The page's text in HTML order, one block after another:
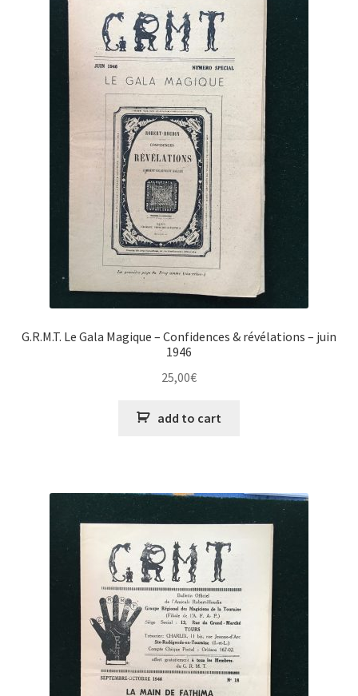
G.R.M.T. Le Gala Magique – Confidences & révélations – juin
1946
25,00€
add to cart